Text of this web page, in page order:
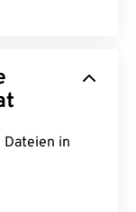
Dateien in